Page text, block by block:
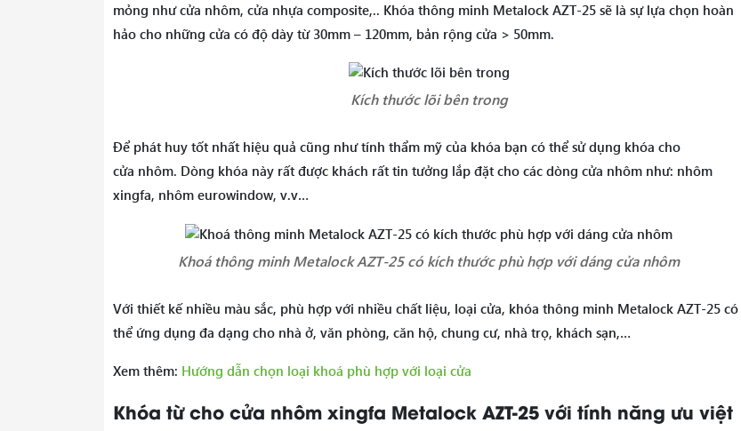
mỏng như cửa nhôm, cửa nhựa composite,.. Khóa thông minh Metalock AZT-25 sẽ là sự lựa chọn hoàn
hảo cho những cửa có độ dày từ 30mm – 120mm, bản rộng cửa > 50mm.
Kích thước lõi bên trong
Để phát huy tốt nhất hiệu quả cũng như tính thẩm mỹ của khóa bạn có thể sử dụng khóa cho
cửa nhôm. Dòng khóa này rất được khách rất tin tưởng lắp đặt cho các dòng cửa nhôm như: nhôm
xingfa, nhôm eurowindow, v.v…
Khoá thông minh Metalock AZT-25 có kích thước phù hợp với dáng cửa nhôm
Với thiết kế nhiều màu sắc, phù hợp với nhiều chất liệu, loại cửa, khóa thông minh Metalock AZT-25 có
thể ứng dụng đa dạng cho nhà ở, văn phòng, căn hộ, chung cư, nhà trọ, khách sạn,…
Xem thêm: Hướng dẫn chọn loại khoá phù hợp với loại cửa
Khóa từ cho cửa nhôm xingfa Metalock AZT-25 với tính năng ưu việt